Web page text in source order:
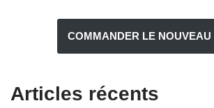
COMMANDER LE NOUVEAU
Articles récents